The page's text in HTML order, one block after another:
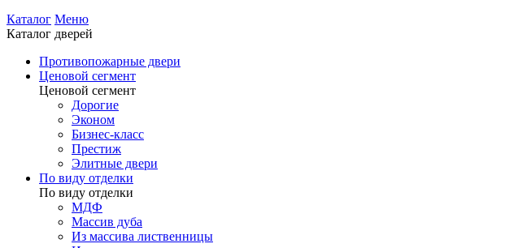
Каталог Меню
Каталог дверей
Противопожарные двери
Ценовой сегмент
Ценовой сегмент
Дорогие
Эконом
Бизнес-класс
Престиж
Элитные двери
По виду отделки
По виду отделки
МДФ
Массив дуба
Из массива лиственницы